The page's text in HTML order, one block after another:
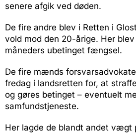
senere afgik ved døden.
De fire andre blev i Retten i
vold mod den 20-årige. Her
måneders ubetinget fængsel.
De fire mænds
fredag i landsretten for, at
og gøres betinget – eventuelt
samfundstjeneste.
Her lagde de blandt andet vægt